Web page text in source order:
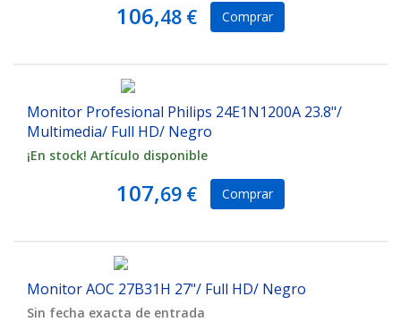
106,48 € Comprar
Monitor Profesional Philips 24E1N1200A 23.8"/
Multimedia/ Full HD/ Negro
¡En stock! Artículo disponible
107,69 € Comprar
Monitor AOC 27B31H 27"/ Full HD/ Negro
Sin fecha exacta de entrada